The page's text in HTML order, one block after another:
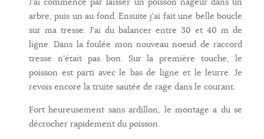
arbre, puis un au fond. Ensuite j'ai fait une belle boucle
sur ma tresse. J'ai du balancer entre 30 et 40 m de
ligne. Dans la foulée mon nouveau noeud de raccord
tresse n'était pas bon. Sur la première touche, le
poisson est parti avec le bas de ligne et le leurre. Je
revois encore la truite sautée de rage dans le courant.
Fort heureusement sans ardillon, le montage a du se
décrocher rapidement du poisson.